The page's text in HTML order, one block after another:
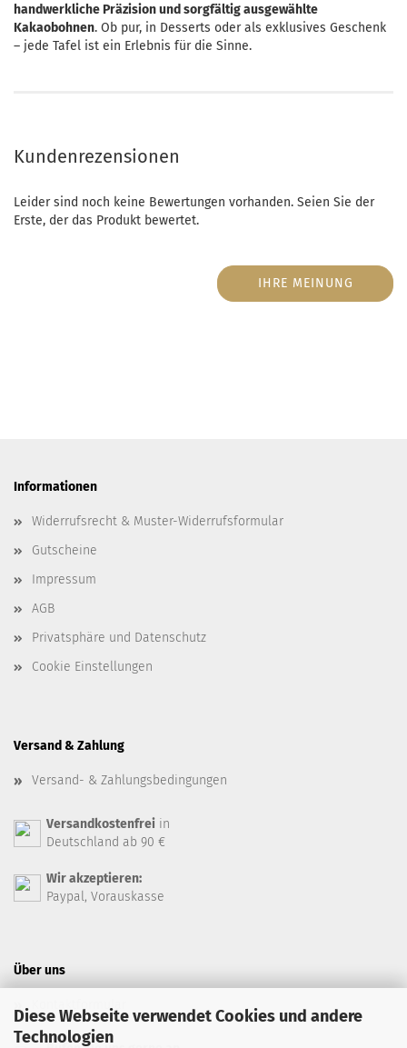
Diese Webseite verwendet Cookies und andere
Technologien
handwerkliche Präzision und sorgfältig ausgewählte
Kakaobohnen. Ob pur, in Desserts oder als exklusives Geschenk
– jede Tafel ist ein Erlebnis für die Sinne.
Kundenrezensionen
Leider sind noch keine Bewertungen vorhanden. Seien Sie der
Erste, der das Produkt bewertet.
IHRE MEINUNG
Informationen
Widerrufsrecht & Muster-Widerrufsformular
Gutscheine
Impressum
AGB
Privatsphäre und Datenschutz
Cookie Einstellungen
Versand & Zahlung
Versand- & Zahlungsbedingungen
Versandkostenfrei in
Deutschland ab 90 €
Wir akzeptieren:
Paypal, Vorauskasse
Über uns
Kontaktformular